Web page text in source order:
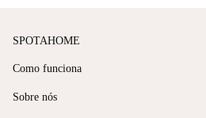
SPOTAHOME
Como funciona
Sobre nós